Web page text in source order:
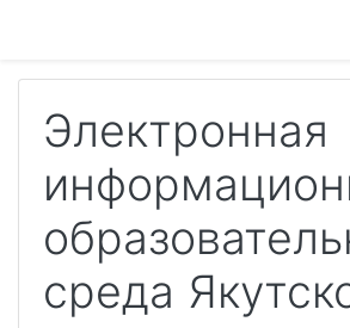
Электронная
среда